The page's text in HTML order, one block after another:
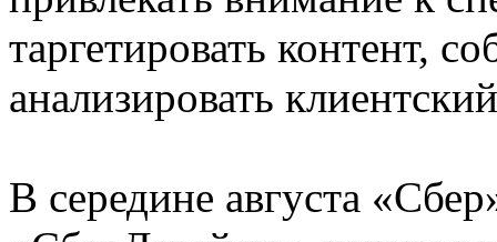
таргетировать контент,
анализировать
В середине августа